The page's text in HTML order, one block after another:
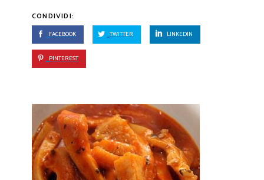
CONDIVIDI:
FACEBOOK TWITTER LINKEDIN
PINTEREST